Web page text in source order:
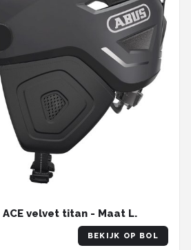
ACE velvet titan - Maat L.
BEKIJK OP BOL